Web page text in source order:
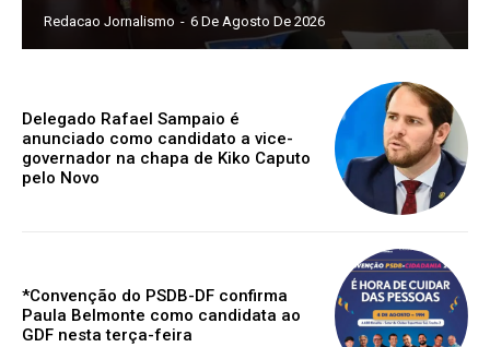
Redacao Jornalismo - 6 De Agosto De 2026
Delegado Rafael Sampaio é
anunciado como candidato a vice-
governador na chapa de Kiko Caputo
pelo Novo
*Convenção do PSDB-DF confirma
Paula Belmonte como candidata ao
GDF nesta terça-feira